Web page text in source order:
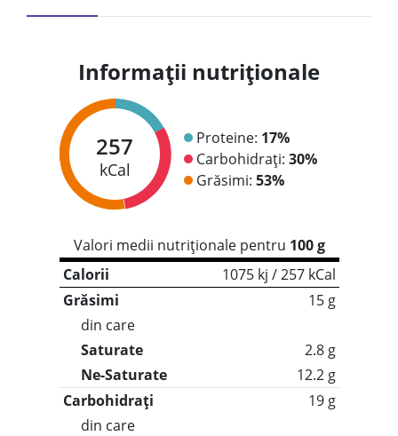
Informații nutriționale
257
kCal
Proteine: 17%
Carbohidrați: 30%
Grăsimi: 53%
Valori medii nutriționale pentru 100 g
Calorii
1075 kj / 257 kCal
Grăsimi
15 g
din care
Saturate
2.8 g
Ne-Saturate
12.2 g
Carbohidrați
19 g
din care